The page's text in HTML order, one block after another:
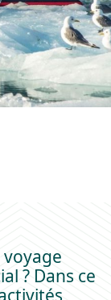
? Dans ce